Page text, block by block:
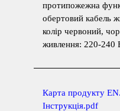
протипожежна
обертовий кабель
колір червоний,
живлення: 220-240
Карта продукту
Інструкція.pdf